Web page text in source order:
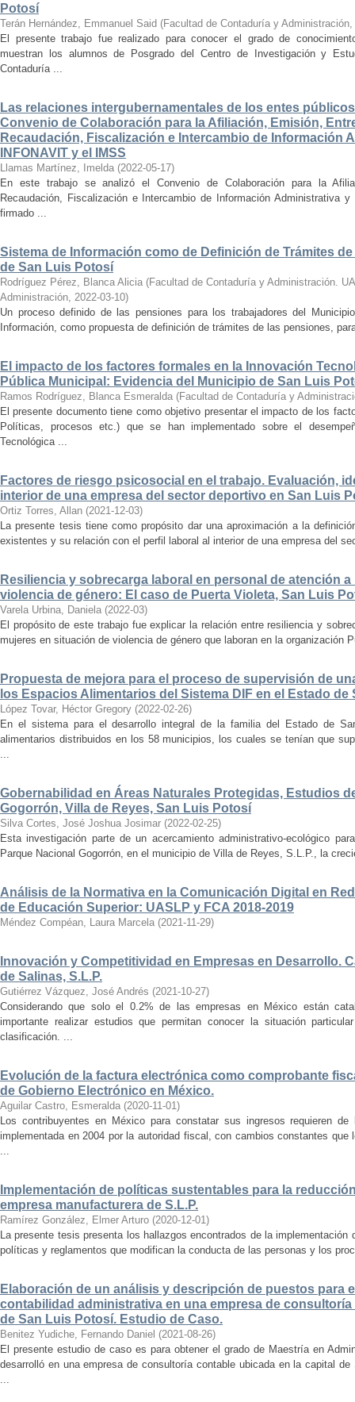
Potosí
Terán Hernández, Emmanuel Said (Facultad de Contaduría y Administración,
El presente trabajo fue realizado para conocer el grado de
muestran los alumnos de Posgrado del Centro de Investigación y
Contaduría ...
Las relaciones intergubernamentales de los entes
Convenio de Colaboración para la Afiliación, Emisión,
Recaudación, Fiscalización e Intercambio de Información
INFONAVIT y el IMSS
Llamas Martínez, Imelda (2022-05-17)
En este trabajo se analizó el Convenio de Colaboración para la
Recaudación, Fiscalización e Intercambio de Información Administrativa
firmado ...
Sistema de Información como de Definición de Trámites
de San Luis Potosí
Rodríguez Pérez, Blanca Alicia (Facultad de Contaduría y Administración.
Administración, 2022-03-10)
Un proceso definido de las pensiones para los trabajadores del
Información, como propuesta de definición de trámites de las pensiones,
El impacto de los factores formales en la Innovación
Pública Municipal: Evidencia del Municipio de San Luis
Ramos Rodríguez, Blanca Esmeralda (Facultad de Contaduría y
El presente documento tiene como objetivo presentar el impacto de los
Políticas, procesos etc.) que se han implementado sobre el
Tecnológica ...
Factores de riesgo psicosocial en el trabajo. Evaluación,
interior de una empresa del sector deportivo en San Luis
Ortiz Torres, Allan (2021-12-03)
La presente tesis tiene como propósito dar una aproximación a la
existentes y su relación con el perfil laboral al interior de una empresa del
Resiliencia y sobrecarga laboral en personal de atención
violencia de género: El caso de Puerta Violeta, San Luis
Varela Urbina, Daniela (2022-03)
El propósito de este trabajo fue explicar la relación entre resiliencia y
mujeres en situación de violencia de género que laboran en la organización
Propuesta de mejora para el proceso de supervisión de
los Espacios Alimentarios del Sistema DIF en el Estado
López Tovar, Héctor Gregory (2022-02-26)
En el sistema para el desarrollo integral de la familia del Estado de
alimentarios distribuidos en los 58 municipios, los cuales se tenían que
...
Gobernabilidad en Áreas Naturales Protegidas, Estudios
Gogorrón, Villa de Reyes, San Luis Potosí
Silva Cortes, José Joshua Josimar (2022-02-25)
Esta investigación parte de un acercamiento administrativo-ecológico
Parque Nacional Gogorrón, en el municipio de Villa de Reyes, S.L.P., la
Análisis de la Normativa en la Comunicación Digital en
de Educación Superior: UASLP y FCA 2018-2019
Méndez Compéan, Laura Marcela (2021-11-29)
Innovación y Competitividad en Empresas en Desarrollo.
de Salinas, S.L.P.
Gutiérrez Vázquez, José Andrés (2021-10-27)
Considerando que solo el 0.2% de las empresas en México están
importante realizar estudios que permitan conocer la situación
clasificación. ...
Evolución de la factura electrónica como comprobante
de Gobierno Electrónico en México.
Aguilar Castro, Esmeralda (2020-11-01)
Los contribuyentes en México para constatar sus ingresos requieren
implementada en 2004 por la autoridad fiscal, con cambios constantes
...
Implementación de políticas sustentables para la
empresa manufacturera de S.L.P.
Ramírez González, Elmer Arturo (2020-12-01)
La presente tesis presenta los hallazgos encontrados de la implementación
políticas y reglamentos que modifican la conducta de las personas y los
Elaboración de un análisis y descripción de puestos para
contabilidad administrativa en una empresa de
de San Luis Potosí. Estudio de Caso.
Benitez Yudiche, Fernando Daniel (2021-08-26)
El presente estudio de caso es para obtener el grado de Maestría en
desarrolló en una empresa de consultoría contable ubicada en la capital
...